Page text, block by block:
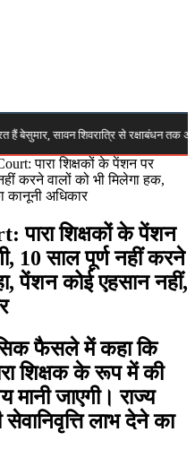
सावन शिवरात्रि से रक्षाबंधन तक अगस्त में
पारा शिक्षकों के पेंशन पर
करने वालों को भी मिलेगा हक,
कानूनी अधिकार
शिक्षकों के पेंशन
10 साल पूर्ण नहीं करने
पेंशन कोई एहसान नहीं,
फैसले में कहा कि
शिक्षक के रूप में की
मानी जाएगी। राज्य
लाभ देने का